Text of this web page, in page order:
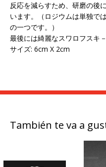
反応を減らすため、研磨の後
います。（ロジウムは単独で
の一つです。）
最後には綺麗なスワロフスキ
サイズ: 6cm X 2cm
También te va a